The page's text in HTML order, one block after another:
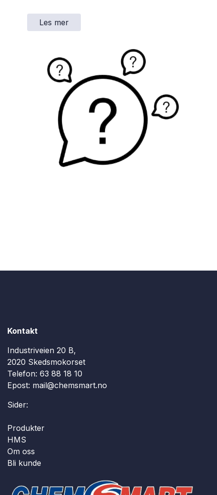
Les mer
Kontakt
Industriveien 20 B,
2020 Skedsmokorset
Telefon: 63 88 18 10
Epost: mail@chemsmart.no
Sider:
Produkter
HMS
Om oss
Bli kunde